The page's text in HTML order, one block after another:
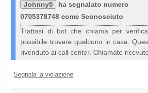
Johnny5
ha segnalato numero
0705378748 come Sconosciuto
Trattasi di bot che chiama per
possibile trovare qualcuno in casa.
rivenduto ai call center. Chiamate
Segnala la violazione